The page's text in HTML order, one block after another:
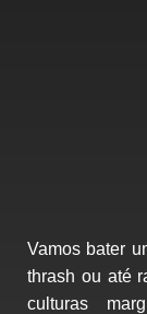
Vamos bater
thrash ou até
culturas